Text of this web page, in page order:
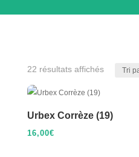
22 résultats affichés
Urbex Corrèze (19)
16,00€